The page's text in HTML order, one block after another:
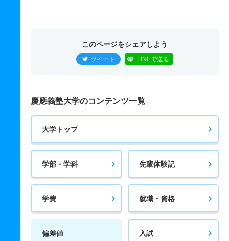
このページをシェアしよう
ツイート LINEで送る
慶應義塾大学のコンテンツ一覧
大学トップ
学部・学科 先輩体験記
学費 就職・資格
偏差値 入試